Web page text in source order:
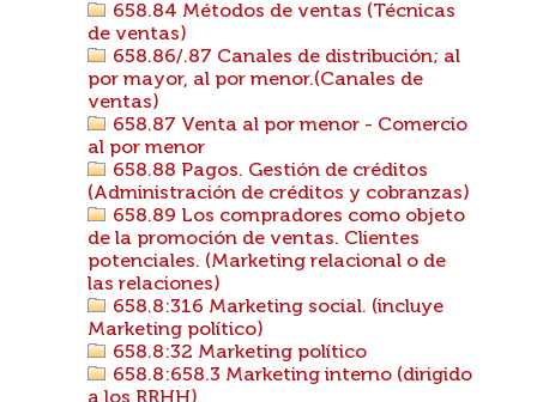
658.84 Métodos de ventas (Técnicas
de ventas)
658.86/.87 Canales de distribución; al
por mayor, al por menor.(Canales de
ventas)
658.87 Venta al por menor - Comercio
al por menor
658.88 Pagos. Gestión de créditos
(Administración de créditos y cobranzas)
658.89 Los compradores como objeto
de la promoción de ventas. Clientes
potenciales. (Marketing relacional o de
las relaciones)
658.8:316 Marketing social. (incluye
Marketing político)
658.8:32 Marketing político
658.8:658.3 Marketing interno (dirigido